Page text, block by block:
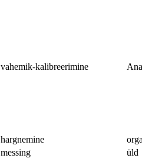
vahemik-kalibreerimine
hargnemine
messing üld